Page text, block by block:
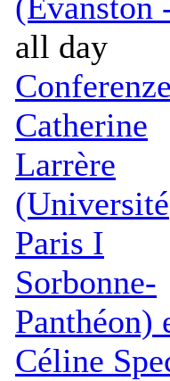
all day
Catherine
Larrère
(Université
Paris I
Sorbonne-
Panthéon)
Céline